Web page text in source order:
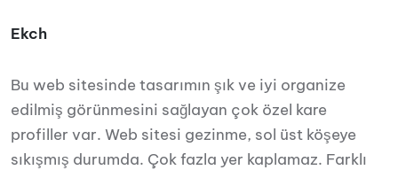
Ekch
Bu web sitesinde tasarımın şık ve iyi organize
edilmiş görünmesini sağlayan çok özel kare
profiller var. Web sitesi gezinme, sol üst köşeye
sıkışmış durumda. Çok fazla yer kaplamaz. Farklı